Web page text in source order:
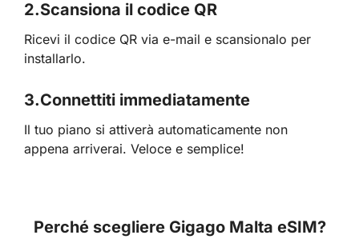
2.Scansiona il codice QR
Ricevi il codice QR via e-mail e scansionalo per
installarlo.
3.Connettiti immediatamente
Il tuo piano si attiverà automaticamente non
appena arriverai. Veloce e semplice!
Perché scegliere Gigago Malta eSIM?